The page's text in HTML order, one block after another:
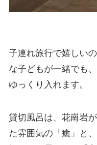
子連れ旅行で嬉しい
な子どもが一緒でも
ゆっくり入れます。
貸切風呂は、花崗岩
た雰囲気の「癒」と